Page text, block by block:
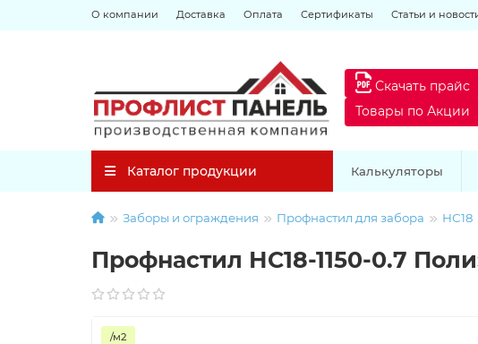
О компании Доставка Оплата Сертификаты Статьи и
Скачать прайс
Товары по Акции
Каталог продукции Калькуляторы
Заборы и ограждения Профнастил для забора НС18
Профнастил НС18-1150-0.7
/м2